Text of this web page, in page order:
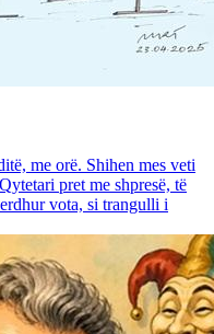
me orë. Shihen mes veti
pret me shpresë, të
vota, si trangulli i